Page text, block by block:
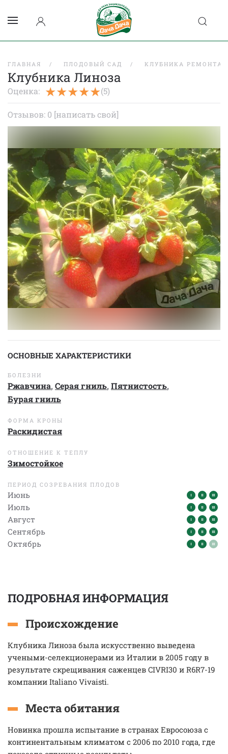
ГЛАВНАЯ ПЛОДОВЫЙ САД КЛУБНИКА
Клубника Линоза
Оценка: (5)
Отзывов: 0 [написать свой]
ОСНОВНЫЕ ХАРАКТЕРИСТИКИ
БОЛЕЗНИ
Ржавчина, Серая гниль, Пятнистость,
Бурая гниль
ФОРМА КРОНЫ
Раскидистая
ОТНОШЕНИЕ К ТЕПЛУ
Зимостойкое
ПЕРИОД СОЗРЕВАНИЯ ПЛОДОВ
Июнь
Июль
Август
Сентябрь
Октябрь
ПОДРОБНАЯ ИНФОРМАЦИЯ
Происхождение
Клубника Линоза была искусственно выведена
учеными-селекционерами из Италии в 2005 году в
результате скрещивания саженцев CIVRI30 и R6R7-19
компании Italiano Vivaisti.
Места обитания
Новинка прошла испытание в странах Евросоюза с
континентальным климатом с 2006 по 2010 года, где